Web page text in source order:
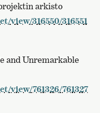
arkisto
view/316550/316551
and Unremarkable
view/761326/761327